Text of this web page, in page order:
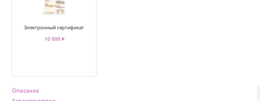
Электронный сертификат
10 000 ₽
Описание